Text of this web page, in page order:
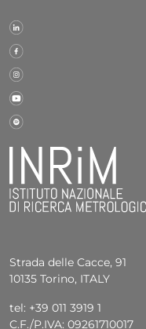
Strada delle Cacce, 91
10135 Torino, ITALY
tel: +39 011 3919 1
C.F./P.IVA: 09261710017